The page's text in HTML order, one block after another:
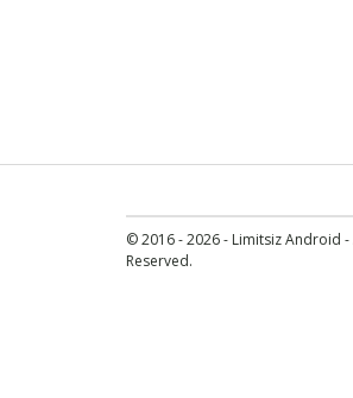
© 2016 - 2026 - Limitsiz Android
Reserved.